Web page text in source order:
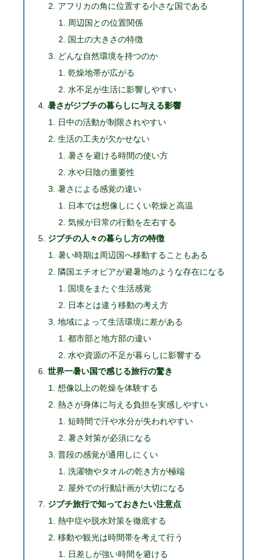
アフリカの角に位置する小さな国である
周辺国との位置関係
国土の大きさの特徴
どんな自然環境を持つのか
乾燥地帯が広がる
水不足が生活に影響しやすい
暑さがジブチの暮らしに与える影響
日中の活動が制限されやすい
生活の工夫が欠かせない
暑さを避ける時間の使い方
水や日陰の重要性
暑さによる感覚の違い
日本では想像しにくい乾燥と高温
気候が日常の行動を左右する
ジブチの人々の暮らし方の特徴
暑い時期は周辺国へ移動することもある
隣国エチオピアが避暑地のような存在になる
国境をまたぐ生活感覚
日本とは違う移動の考え方
地域によって生活環境に差がある
都市部と地方部の違い
水や資源の不足が暮らしに影響する
世界一暑い国で感じる旅行の驚き
想像以上の乾燥を体験する
熱さが身体に与える負担を実感しやすい
短時間で汗や水分が失われやすい
暑さ対策が必須になる
普段の感覚が通用しにくい
洗濯物やタオルの乾き方が極端
屋外での行動計画が大切になる
ジブチ旅行で知っておきたい注意点
熱中症や脱水対策を徹底する
移動や観光は時間帯を考えて行う
日差しが強い時間を避ける